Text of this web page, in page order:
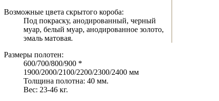
Возможные цвета скрытого короба:
Под покраску, анодированный, черный
муар, белый муар, анодированное золото,
эмаль матовая.
Размеры полотен:
600/700/800/900 *
1900/2000/2100/2200/2300/2400 мм
Толщина полотна: 40 мм.
Вес: 23-46 кг.